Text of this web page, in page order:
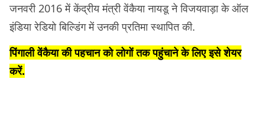
जनवरी 2016 में केंद्रीय मंत्री वेंकैया नायडू ने विजयवाड़ा के ऑल
इंडिया रेडियो बिल्डिंग में उनकी प्रतिमा स्थापित की.
पिंगाली वेंकैया की पहचान को लोगों तक पहुंचाने के लिए इसे शेयर
करें.